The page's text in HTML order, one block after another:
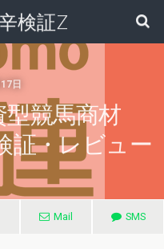
検証Z
日
競馬商材
証・レビュー
Mail SMS